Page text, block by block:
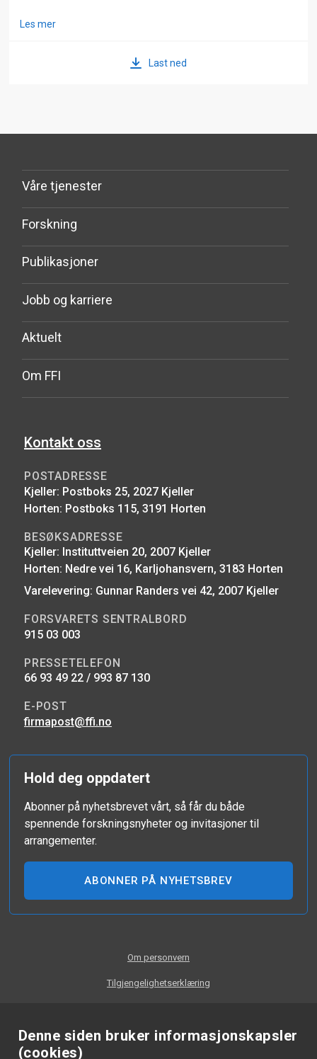
Denne siden bruker informasjonskapsler
(cookies)
Les mer
Last ned
Våre tjenester
Forskning
Publikasjoner
Jobb og karriere
Aktuelt
Om FFI
Kontakt oss
POSTADRESSE
Kjeller: Postboks 25, 2027 Kjeller
Horten: Postboks 115, 3191 Horten
BESØKSADRESSE
Kjeller: Instituttveien 20, 2007 Kjeller
Horten: Nedre vei 16, Karljohansvern, 3183 Horten
Varelevering: Gunnar Randers vei 42, 2007 Kjeller
FORSVARETS SENTRALBORD
915 03 003
PRESSETELEFON
66 93 49 22 / 993 87 130
E-POST
firmapost@ffi.no
Hold deg oppdatert
Abonner på nyhetsbrevet vårt, så får du både
spennende forskningsnyheter og invitasjoner til
arrangementer.
ABONNER PÅ NYHETSBREV
Om personvern
Tilgjengelighetserklæring